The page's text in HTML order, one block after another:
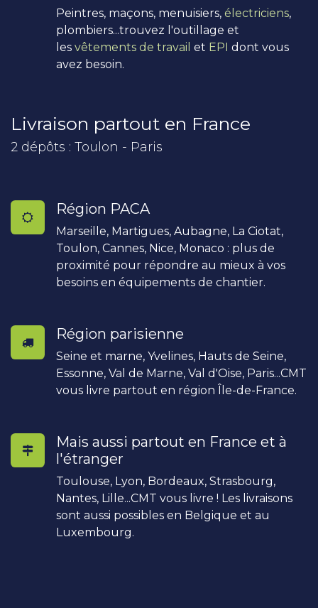
Peintres, maçons, menuisiers, électriciens,
plombiers...trouvez l'outillage et
les vêtements de travail et EPI dont vous
avez besoin.
Livraison partout en France
2 dépôts : Toulon - Paris
Région PACA
Marseille, Martigues, Aubagne, La Ciotat,
Toulon, Cannes, Nice, Monaco : plus de
proximité pour répondre au mieux à vos
besoins en équipements de chantier.
Région parisienne
Seine et marne, Yvelines, Hauts de Seine,
Essonne, Val de Marne, Val d'Oise, Paris...CMT
vous livre partout en région Île-de-France.
Mais aussi partout en France et à
l'étranger
Toulouse, Lyon, Bordeaux, Strasbourg,
Nantes, Lille...CMT vous livre ! Les livraisons
sont aussi possibles en Belgique et au
Luxembourg.